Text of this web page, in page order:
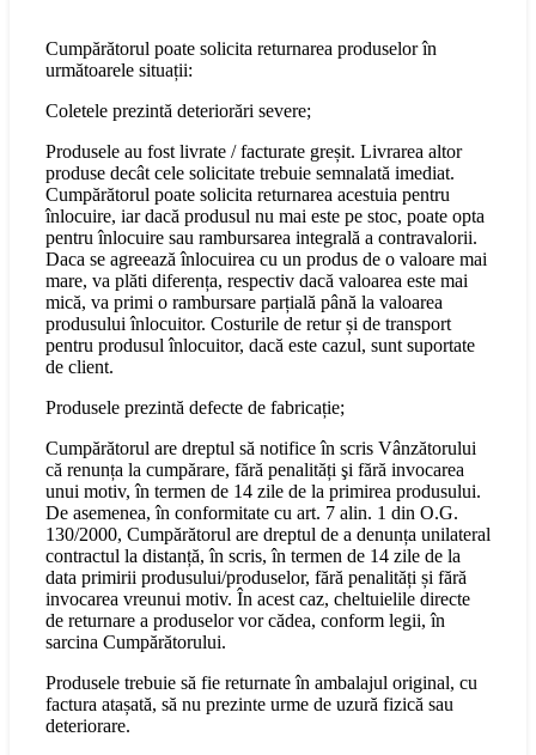
Cumpărătorul poate solicita returnarea produselor în
următoarele situații:
Coletele prezintă deteriorări severe;
Produsele au fost livrate / facturate greșit. Livrarea altor
produse decât cele solicitate trebuie semnalată imediat.
Cumpărătorul poate solicita returnarea acestuia pentru
înlocuire, iar dacă produsul nu mai este pe stoc, poate opta
pentru înlocuire sau rambursarea integrală a contravalorii.
Daca se agreează înlocuirea cu un produs de o valoare mai
mare, va plăti diferența, respectiv dacă valoarea este mai
mică, va primi o rambursare parțială până la valoarea
produsului înlocuitor. Costurile de retur și de transport
pentru produsul înlocuitor, dacă este cazul, sunt suportate
de client.
Produsele prezintă defecte de fabricație;
Cumpărătorul are dreptul să notifice în scris Vânzătorului
că renunța la cumpărare, fără penalități şi fără invocarea
unui motiv, în termen de 14 zile de la primirea produsului.
De asemenea, în conformitate cu art. 7 alin. 1 din O.G.
130/2000, Cumpărătorul are dreptul de a denunța unilateral
contractul la distanță, în scris, în termen de 14 zile de la
data primirii produsului/produselor, fără penalități și fără
invocarea vreunui motiv. În acest caz, cheltuielile directe
de returnare a produselor vor cădea, conform legii, în
sarcina Cumpărătorului.
Produsele trebuie să fie returnate în ambalajul original, cu
factura atașată, să nu prezinte urme de uzură fizică sau
deteriorare.